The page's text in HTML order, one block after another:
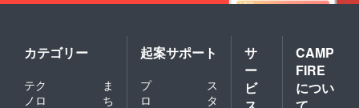
カテゴリー
テク
ノロ
ま
ち
起案サポート
プ
ロ
ス
タ
サ
ー
ビ
CAMP
FIRE
につい